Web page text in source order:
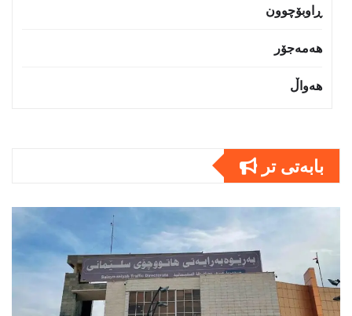
ڕاوبۆچوون
هەمەجۆر
هەواڵ
بابەتى تر